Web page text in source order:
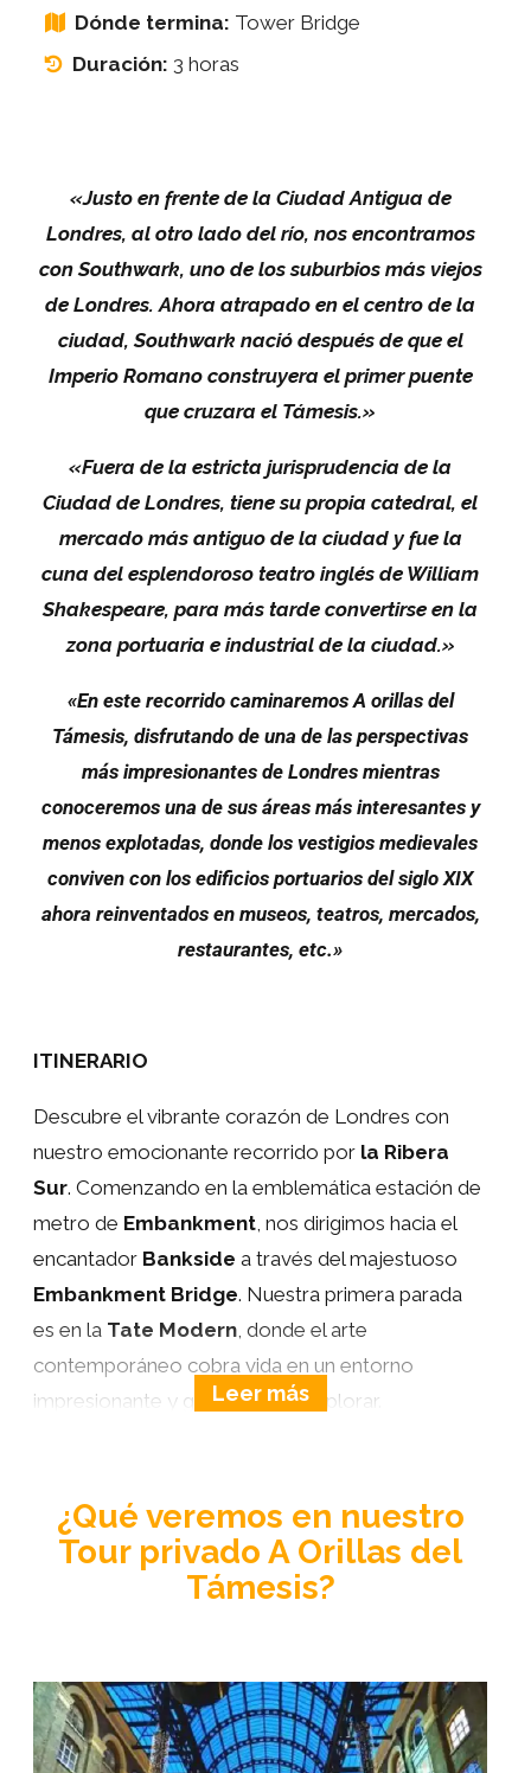
Dónde termina: Tower Bridge
Duración: 3 horas
«Justo en frente de la Ciudad Antigua de
Londres, al otro lado del río, nos encontramos
con Southwark, uno de los suburbios más viejos
de Londres. Ahora atrapado en el centro de la
ciudad, Southwark nació después de que el
Imperio Romano construyera el primer puente
que cruzara el Támesis.»
«Fuera de la estricta jurisprudencia de la
Ciudad de Londres, tiene su propia catedral, el
mercado más antiguo de la ciudad y fue la
cuna del esplendoroso teatro inglés de William
Shakespeare, para más tarde convertirse en la
zona portuaria e industrial de la ciudad.»
«En este recorrido caminaremos A orillas del
Támesis, disfrutando de una de las perspectivas
más impresionantes de Londres mientras
conoceremos una de sus áreas más interesantes y
menos explotadas, donde los vestigios medievales
conviven con los edificios portuarios del siglo XIX
ahora reinventados en museos, teatros, mercados,
restaurantes, etc.»
ITINERARIO
Descubre el vibrante corazón de Londres con
nuestro emocionante recorrido por la Ribera
Sur. Comenzando en la emblemática estación de
metro de Embankment, nos dirigimos hacia el
encantador Bankside a través del majestuoso
Embankment Bridge. Nuestra primera parada
es en la Tate Modern, donde el arte
contemporáneo cobra vida en un entorno
impresionante y gratuito para explorar.
original de Shakespeare, y la imponente
prisión Clink, que nos transporta al Londres del
siglo XII. Siguiendo los pasos de los grandes
que marcó un hito en la historia mundial.
Dejando atrás la nostalgia del pasado, llegamos a
¿Qué veremos en nuestro
Tour privado A Orillas del
Támesis?